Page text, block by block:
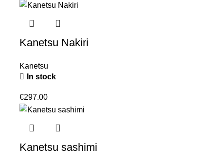
Kanetsu Nakiri
Kanetsu
In stock
€297.00
Kanetsu sashimi